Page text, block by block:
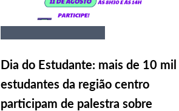
Dia do Estudante: mais de 10 mil
estudantes da região centro
participam de palestra sobre